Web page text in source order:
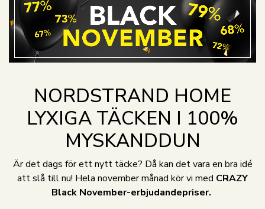
NORDSTRAND HOME
LYXIGA TÄCKEN I 100%
MYSKANDDUN
Är det dags för ett nytt täcke? Då kan det vara en bra idé
att slå till nu! Hela november månad kör vi med CRAZY
Black November-erbjudandepriser.